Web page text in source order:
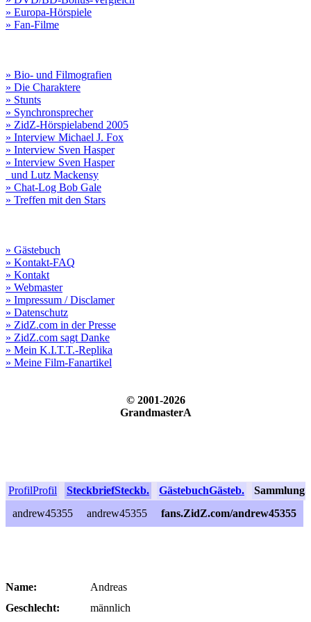
» Europa-Hörspiele
» Fan-Filme
» Bio- und Filmografien
» Die Charaktere
» Stunts
» Synchronsprecher
» ZidZ-Hörspielabend 2005
» Interview Michael J. Fox
» Interview Sven Hasper
» Interview Sven Hasper
und Lutz Mackensy
» Chat-Log Bob Gale
» Treffen mit den Stars
» Gästebuch
» Kontakt-FAQ
» Kontakt
» Webmaster
» Impressum / Disclamer
» Datenschutz
» ZidZ.com in der Presse
» ZidZ.com sagt Danke
» Mein K.I.T.T.-Replika
» Meine Film-Fanartikel
© 2001-2026
GrandmasterA
ProfilProfil SteckbriefSteckb. GästebuchGästeb. Sammlung
andrew45355
andrew45355 fans.ZidZ.com/andrew45355
Name:
Andreas
Geschlecht:
männlich